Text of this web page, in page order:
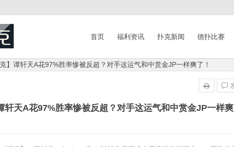
首页 福利资讯 扑克新闻 德扑比赛
克】谭轩天A花97%胜率惨被反超？对手这运气和中赏金JP一样爽了！
轩天A花97%胜率惨被反超？对手这运气和中赏金JP一样爽